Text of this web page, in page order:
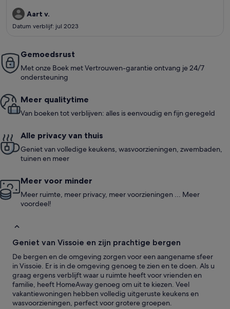
Aart v.
Datum verblijf: jul 2023
Gemoedsrust
Met onze Boek met Vertrouwen-garantie ontvang je 24/7
ondersteuning
Meer quali­ty­time
Van boeken tot verblijven: alles is eenvoudig en fijn geregeld
Alle privacy van thuis
Geniet van volledige keukens, wasvoorzieningen, zwembaden,
tuinen en meer
Meer voor minder
Meer ruimte, meer privacy, meer voorzieningen ... Meer
voordeel!
Geniet van Vissoie en zijn prachtige bergen
De bergen en de omgeving zorgen voor een aangename sfeer
in Vissoie. Er is in de omgeving genoeg te zien en te doen. Als u
graag ergens verblijft waar u ruimte heeft voor vrienden en
familie, heeft HomeAway genoeg om uit te kiezen. Veel
vakantiewoningen hebben volledig uitgeruste keukens en
wasvoorzieningen, perfect voor grotere groepen.